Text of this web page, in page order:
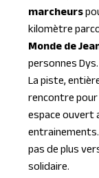
marcheurs
kilomètre
Monde de
personnes Dys.
La piste,
rencontre
espace ouvert
pas de plus
solidaire.